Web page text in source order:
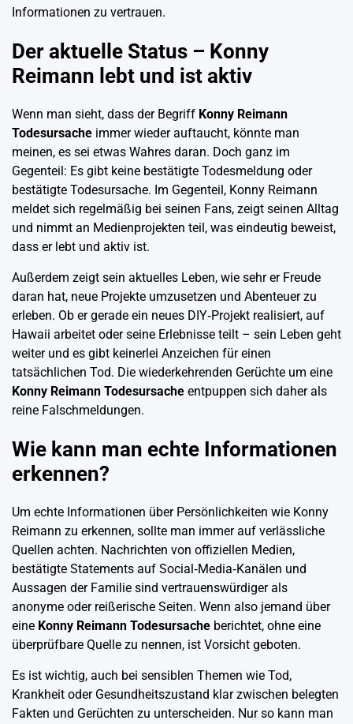
Informationen zu vertrauen.
Der aktuelle Status – Konny
Reimann lebt und ist aktiv
Wenn man sieht, dass der Begriff Konny Reimann
Todesursache immer wieder auftaucht, könnte man
meinen, es sei etwas Wahres daran. Doch ganz im
Gegenteil: Es gibt keine bestätigte Todesmeldung oder
bestätigte Todesursache. Im Gegenteil, Konny Reimann
meldet sich regelmäßig bei seinen Fans, zeigt seinen Alltag
und nimmt an Medienprojekten teil, was eindeutig beweist,
dass er lebt und aktiv ist.
Außerdem zeigt sein aktuelles Leben, wie sehr er Freude
daran hat, neue Projekte umzusetzen und Abenteuer zu
erleben. Ob er gerade ein neues DIY‑Projekt realisiert, auf
Hawaii arbeitet oder seine Erlebnisse teilt – sein Leben geht
weiter und es gibt keinerlei Anzeichen für einen
tatsächlichen Tod. Die wiederkehrenden Gerüchte um eine
Konny Reimann Todesursache entpuppen sich daher als
reine Falschmeldungen.
Wie kann man echte Informationen
erkennen?
Um echte Informationen über Persönlichkeiten wie Konny
Reimann zu erkennen, sollte man immer auf verlässliche
Quellen achten. Nachrichten von offiziellen Medien,
bestätigte Statements auf Social‑Media‑Kanälen und
Aussagen der Familie sind vertrauenswürdiger als
anonyme oder reißerische Seiten. Wenn also jemand über
eine Konny Reimann Todesursache berichtet, ohne eine
überprüfbare Quelle zu nennen, ist Vorsicht geboten.
Es ist wichtig, auch bei sensiblen Themen wie Tod,
Krankheit oder Gesundheitszustand klar zwischen belegten
Fakten und Gerüchten zu unterscheiden. Nur so kann man